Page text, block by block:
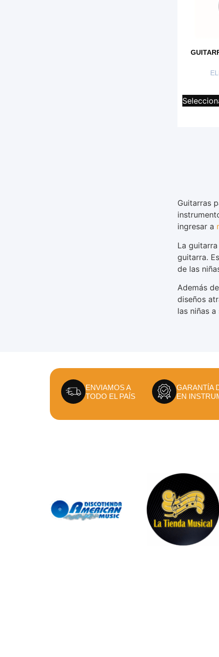
Guitarras
ingresar a
La
guitarra.
de las
Además
diseños
las niñas
ENVIAMOS A
TODO EL PAÍS
GARANTÍA
EN